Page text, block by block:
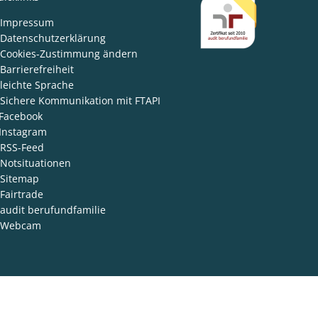
Impressum
Datenschutzerklärung
Cookies-Zustimmung ändern
Barrierefreiheit
leichte Sprache
Sichere Kommunikation mit FTAPI
Facebook
Instagram
RSS-Feed
Notsituationen
Sitemap
Fairtrade
audit berufundfamilie
Webcam